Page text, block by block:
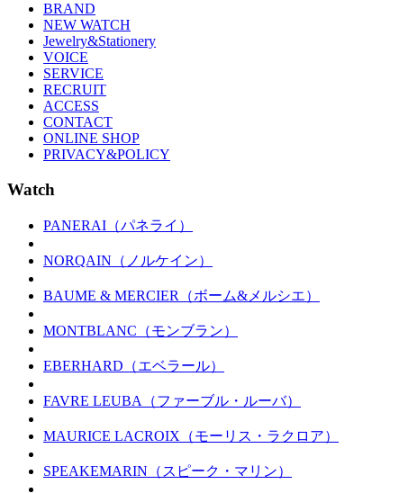
BRAND
NEW WATCH
Jewelry&Stationery
VOICE
SERVICE
RECRUIT
ACCESS
CONTACT
ONLINE SHOP
PRIVACY&POLICY
Watch
PANERAI（パネライ）
NORQAIN（ノルケイン）
BAUME & MERCIER（ボーム&メルシエ）
MONTBLANC（モンブラン）
EBERHARD（エベラール）
FAVRE LEUBA（ファーブル・ルーバ）
MAURICE LACROIX（モーリス・ラクロア）
SPEAKEMARIN（スピーク・マリン）